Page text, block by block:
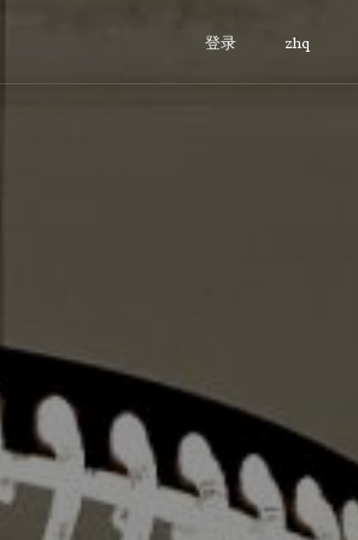
登录 zhq